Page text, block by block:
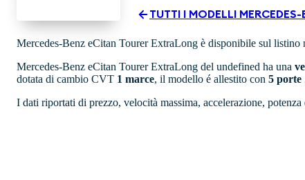
TUTTI I MODELLI MERCEDES-
Mercedes-Benz eCitan Tourer ExtraLong è disponibile sul listino
Mercedes-Benz eCitan Tourer ExtraLong del undefined ha una
dotata di cambio CVT 1 marce, il modello é allestito con 5 porte
I dati riportati di prezzo, velocità massima, accelerazione,